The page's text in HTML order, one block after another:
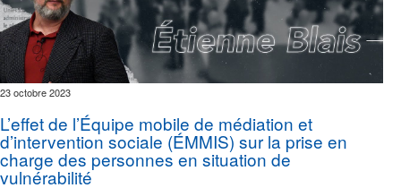
23 octobre 2023
L’effet de l’Équipe mobile de médiation et
d’intervention sociale (ÉMMIS) sur la prise en
charge des personnes en situation de
vulnérabilité